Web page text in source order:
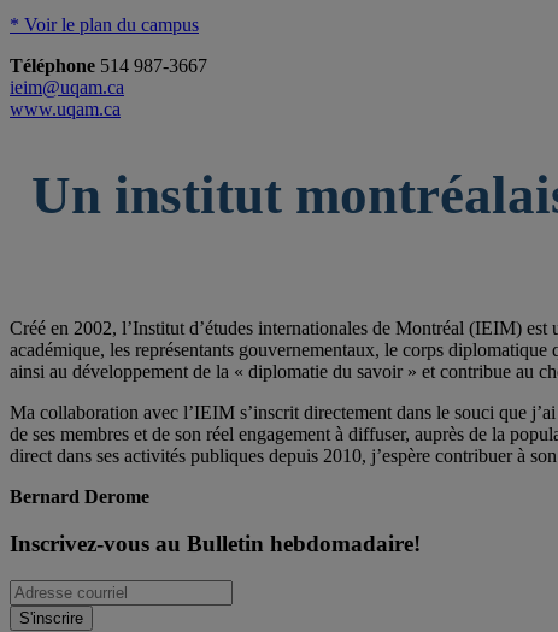
* Voir le plan du campus
Téléphone 514 987-3667
ieim@uqam.ca
www.uqam.ca
Un institut
Créé en 2002, l’Institut d’études internationales de Montréal (IEIM)
académique, les représentants gouvernementaux, le corps
ainsi au développement de la « diplomatie du savoir » et contribue au
Ma collaboration avec l’IEIM s’inscrit directement dans le souci que
de ses membres et de son réel engagement à diffuser, auprès de la
direct dans ses activités publiques depuis 2010, j’espère contribuer à
Bernard Derome
Inscrivez-vous au Bulletin hebdomadaire!